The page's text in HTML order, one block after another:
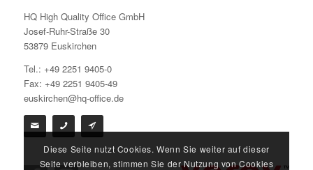
HQ High Quality Office GmbH
Josef-Ruhr-Straße 30
53879 Euskirchen
Tel.: +49 2251 9405-0
Fax: +49 2251 9405-49
euskirchen@hq-office.de
Diese Seite nutzt Cookies. Wenn Sie weiter auf dieser
Seite verbleiben, stimmen Sie der Nutzung von Cookies